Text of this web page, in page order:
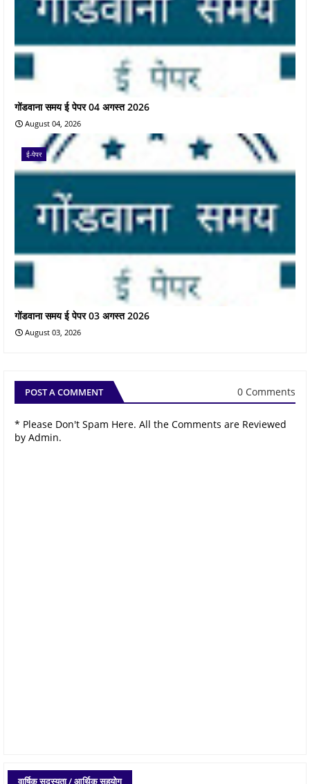
गोंडवाना समय ई पेपर 04 अगस्त 2026
August 04, 2026
ई-पेपर
गोंडवाना समय ई पेपर 03 अगस्त 2026
August 03, 2026
POST A COMMENT 0 Comments
* Please Don't Spam Here. All the Comments are Reviewed
by Admin.
वार्षिक सदस्यता / आर्थिक सहयोग